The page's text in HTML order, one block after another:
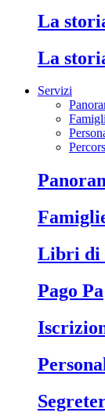
La
La
Servizi
Libri di
Pago Pa